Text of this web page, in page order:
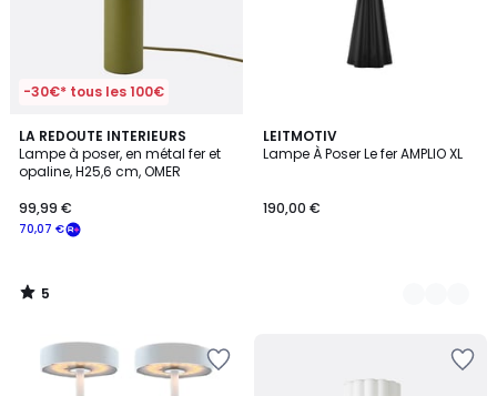
-30€* tous les 100€
LA REDOUTE INTERIEURS
Lampe à poser, en métal fer et
opaline, H25,6 cm, OMER
70,07 €
99,99 €
5
/
5
5
/
LEITMOTIV
Lampe À Poser Le fer AMPLIO XL
190,00 €
4
Couleurs